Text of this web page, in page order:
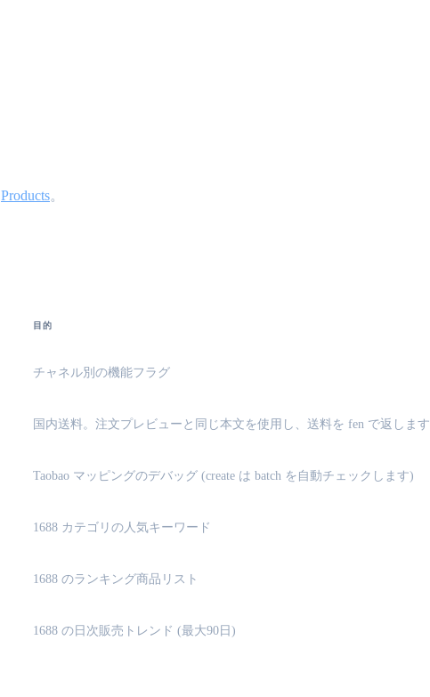
Products。
目的
チャネル別の機能フラグ
国内送料。注文プレビューと同じ本文を使用し、送料を fen で返します
Taobao マッピングのデバッグ (create は batch を自動チェックします)
1688 カテゴリの人気キーワード
1688 のランキング商品リスト
1688 の日次販売トレンド (最大90日)